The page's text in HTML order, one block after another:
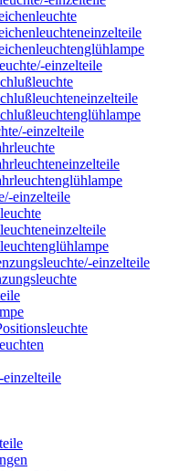
einzelteile
einzelteile
einzelteile
einzelteile
einzelteile